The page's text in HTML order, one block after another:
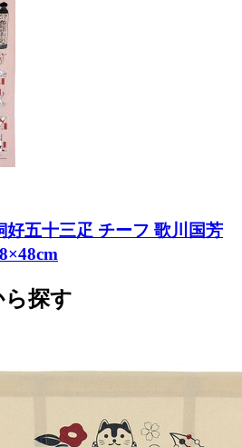
好五十三疋 チーフ 歌川国芳
探す